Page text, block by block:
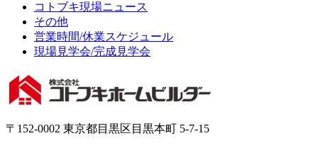
コトブキ現場ニュース
その他
営業時間/休業スケジュール
現場見学会/完成見学会
〒152-0002 東京都目黒区目黒本町 5-7-15